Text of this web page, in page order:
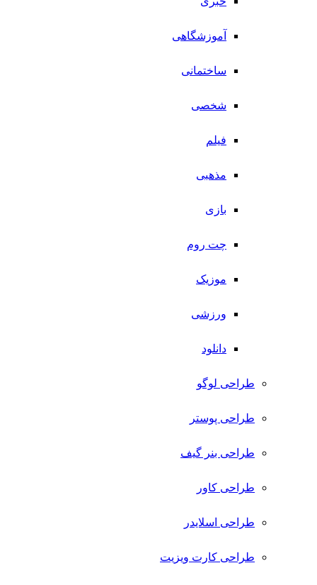
آموزشگاهی
ساختمانی
شخصی
فیلم
مذهبی
بازی
چت روم
موزیک
ورزشی
دانلود
طراحی لوگو
طراحی پوستر
طراحی بنر گیف
طراحی کاور
طراحی اسلایدر
طراحی کارت ویزیت